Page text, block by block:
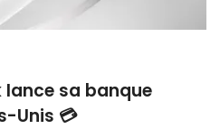
lance sa banque
Unis 💳